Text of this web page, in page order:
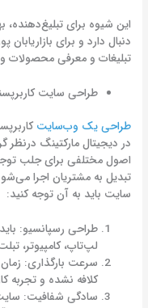
این شیوه برای
دنبال دارد و برای
تبلیغات و معرفی محصولات
طراحی سایت
طراحی یک وب‌سایت
در دیجیتال مارکتینگ
اصول مختلفی برای جلب توجه
تبدیل به مشتریان اجرا
سایت باید به آن توجه کنید:
طراحی رسپانسیو:
لپ‌تاپ، کامپیوتر،
سرعت بارگذاری:
کلافه نشده و تجربه
سادگی شفافیت: